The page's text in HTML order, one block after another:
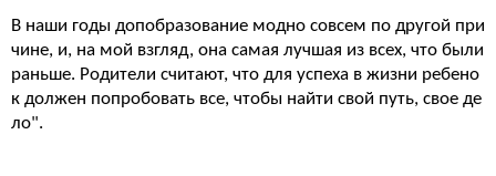
В наши годы допобразование модно совсем по другой при
чине, и, на мой взгляд, она самая лучшая из всех, что были
раньше. Родители считают, что для успеха в жизни ребено
к должен попробовать все, чтобы найти свой путь, свое де
ло".